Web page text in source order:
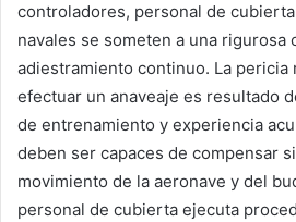
controladores, personal de
navales se someten a una rigurosa
adiestramiento continuo. La pericia
efectuar un anaveaje es resultado
de entrenamiento y experiencia
deben ser capaces de compensar
movimiento de la aeronave y del
personal de cubierta ejecuta